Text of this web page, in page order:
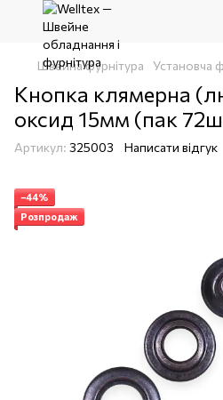
Швейна фурнітура Установча
Кнопка клямерна
оксид 15мм (пак
Артикул: 325003 Написати відгук
−44%
Розпродаж